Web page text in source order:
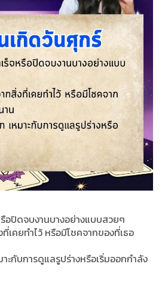
อปิดจบงานบางอย่างแบบสวยๆ
เคยทำไว้ หรือมีโชคจากของที่เธอ
ะกับการดูแลรูปร่างหรือเริ่มออกกำลัง